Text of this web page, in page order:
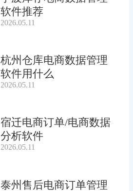
软件推荐
2026.05.11
杭州仓库电商数据管理
软件用什么
2026.05.11
宿迁电商订单/电商数据
分析软件
2026.05.11
泰州售后电商订单管理